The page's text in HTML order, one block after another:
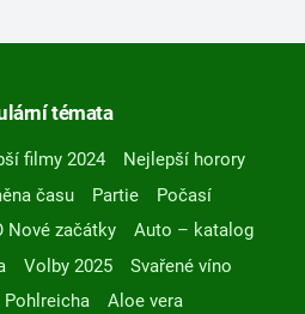
témata
filmy 2024
Nejlepší horory
času Partie
Počasí
Nové začátky
Auto – katalog
Volby 2025
Svařené víno
Pohlreicha
Aloe vera